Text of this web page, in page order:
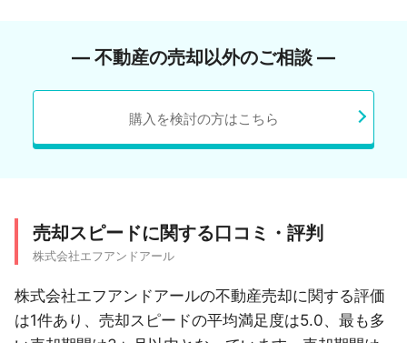
― 不動産の売却以外のご相談 ―
購入を検討の方はこちら
売却スピードに関する口コミ・評判
株式会社エフアンドアール
株式会社エフアンドアールの不動産売却に関する評価
は1件あり、売却スピードの平均満足度は5.0、最も多